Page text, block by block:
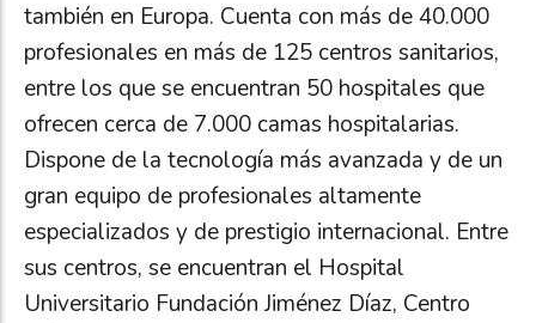
también en Europa. Cuenta con más de 40.000
profesionales en más de 125 centros sanitarios,
entre los que se encuentran 50 hospitales que
ofrecen cerca de 7.000 camas hospitalarias.
Dispone de la tecnología más avanzada y de un
gran equipo de profesionales altamente
especializados y de prestigio internacional. Entre
sus centros, se encuentran el Hospital
Universitario Fundación Jiménez Díaz, Centro